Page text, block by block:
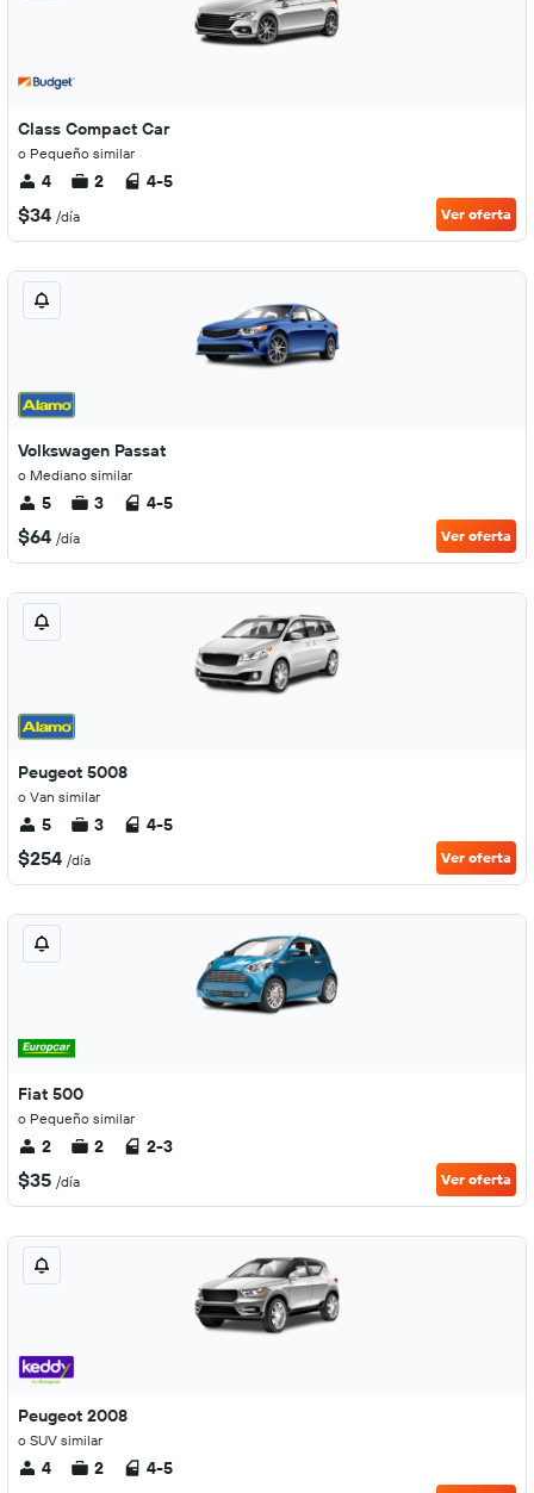
Class Compact Car
o Pequeño similar
4 2 4-5
$34 /día Ver oferta
Volkswagen Passat
o Mediano similar
5 3 4-5
$64 /día Ver oferta
Peugeot 5008
o Van similar
5 3 4-5
$254 /día Ver oferta
Fiat 500
o Pequeño similar
2 2 2-3
$35 /día Ver oferta
Peugeot 2008
o SUV similar
4 2 4-5